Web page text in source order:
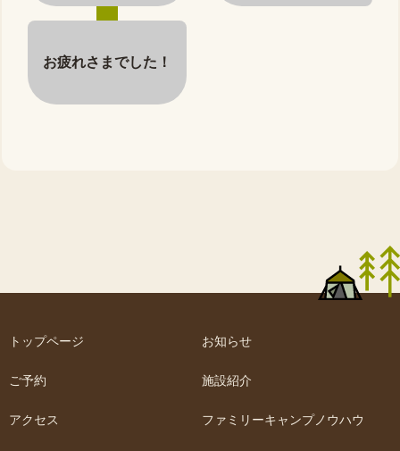
お疲れさまでした！
トップページ お知らせ
ご予約 施設紹介
アクセス ファミリーキャンプノウハウ